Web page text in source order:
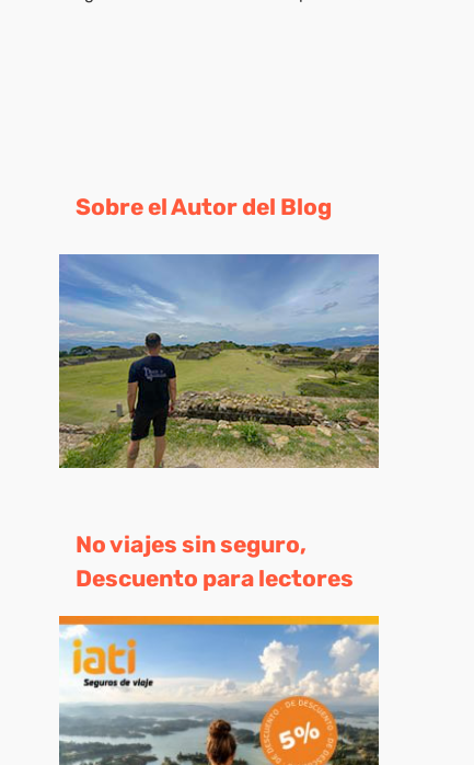
Sobre el Autor del Blog
No viajes sin seguro,
Descuento para lectores